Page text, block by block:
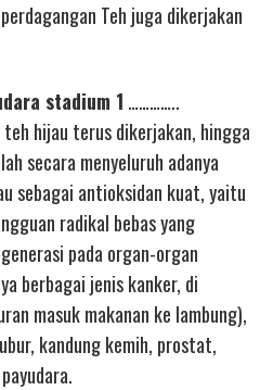
Teh juga dikerjakan
stadium 1 …………..
hijau terus dikerjakan, hingga
secara menyeluruh adanya
sebagai antioksidan kuat, yaitu
radikal bebas yang
pada organ-organ
berbagai jenis kanker, di
masuk makanan ke lambung),
kandung kemih, prostat,